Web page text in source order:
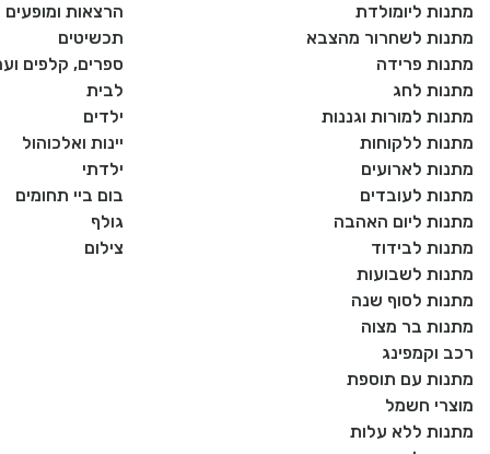
מתנות ליומולדת
מתנות לשחרור מהצבא
מתנות פרידה
מתנות לחג
מתנות למורות וגננות
מתנות ללקוחות
מתנות לארועים
מתנות לעובדים
מתנות ליום האהבה
מתנות לבידוד
מתנות לשבועות
מתנות לסוף שנה
מתנות בר מצוה
רכב וקמפינג
מתנות עם תוספת
מוצרי חשמל
מתנות ללא עלות
הרצאות ומופעים
תכשיטים
ספרים, קלפים
לבית
ילדים
יינות ואלכוהול
ילדתי
בום ביי תחומים
גולף
צילום